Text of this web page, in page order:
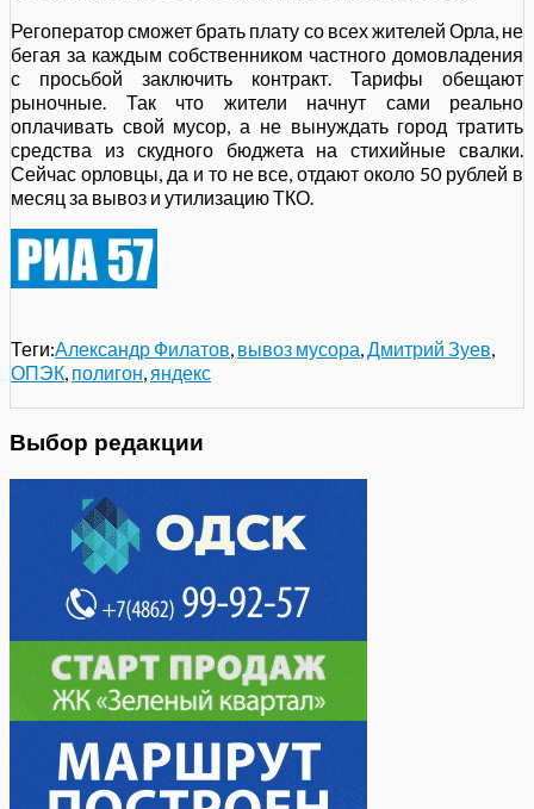
Регоператор сможет брать плату со всех жителей Орла, не
бегая за каждым собственником частного домовладения
с просьбой заключить контракт. Тарифы обещают
рыночные. Так что жители начнут сами реально
оплачивать свой мусор, а не вынуждать город тратить
средства из скудного бюджета на стихийные свалки.
Сейчас орловцы, да и то не все, отдают около 50 рублей в
месяц за вывоз и утилизацию ТКО.
Теги:Александр Филатов вывоз мусора Дмитрий Зуев
ОПЭК полигон яндекс
Выбор редакции